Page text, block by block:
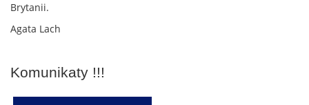
Brytanii.
Agata Lach
Komunikaty !!!